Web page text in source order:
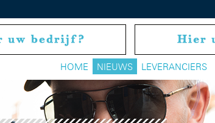
HOME NIEUWS LEVERANCIERS